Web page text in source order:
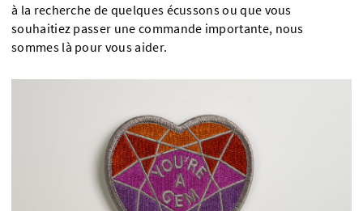
à la recherche de quelques écussons ou que vous
souhaitiez passer une commande importante, nous
sommes là pour vous aider.